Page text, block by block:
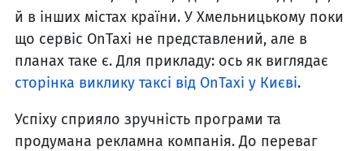
й в інших містах країни. У Хмельницькому поки
що сервіс OnTaxi не представлений, але в
планах таке є. Для прикладу: ось як виглядає
сторінка виклику таксі від OnTaxi у Києві.
Успіху сприяло зручність програми та
продумана рекламна компанія. До переваг